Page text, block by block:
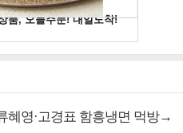
혜영·고경표 함흥냉면 먹방→